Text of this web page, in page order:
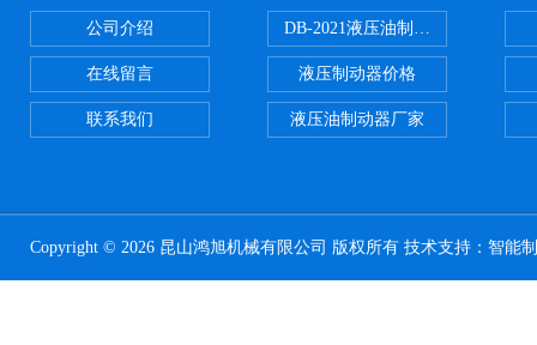
公司介绍
在线留言
联系我们
DB-2021液压油制动器
液压制动器价格
液压油制动器厂家
Copyright © 2026 昆山鸿旭机械有限公司 版权所有 技术支持： 智能